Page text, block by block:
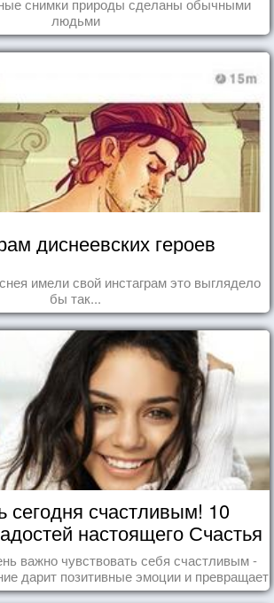
снимки природы сделаны обычными
людьми
диснеевских героев
имели свой инстаграм это выглядело
бы так...
сегодня счастливым! 10
настоящего Счастья
важно чувствовать себя счастливым -
дарит позитивные эмоции и превращает
день в маленький праздник.